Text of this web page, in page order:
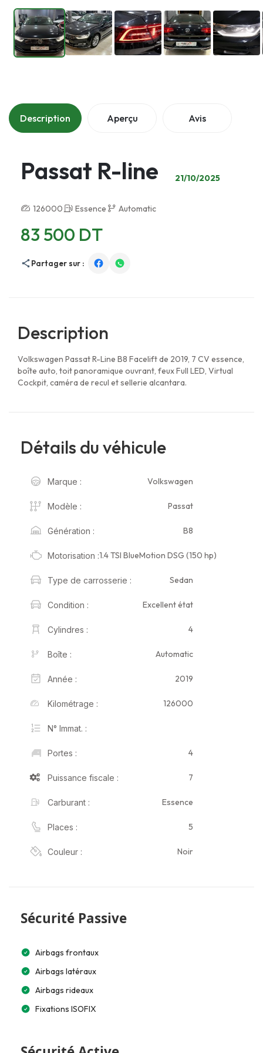
Description Aperçu Avis
Passat R-line 21/10/2025
126000 Essence Automatic
83 500 DT
Partager sur :
Description
Volkswagen Passat R-Line B8 Facelift de 2019, 7 CV essence,
boîte auto, toit panoramique ouvrant, feux Full LED, Virtual
Cockpit, caméra de recul et sellerie alcantara.
Détails du véhicule
Marque : Volkswagen
Modèle : Passat
Génération : B8
Motorisation :1.4 TSI BlueMotion DSG (150 hp)
Type de carrosserie : Sedan
Condition : Excellent état
Cylindres : 4
Boîte : Automatic
Année : 2019
Kilométrage : 126000
N° Immat. :
Portes : 4
Puissance fiscale : 7
Carburant : Essence
Places : 5
Couleur : Noir
Sécurité Passive
Airbags frontaux
Airbags latéraux
Airbags rideaux
Fixations ISOFIX